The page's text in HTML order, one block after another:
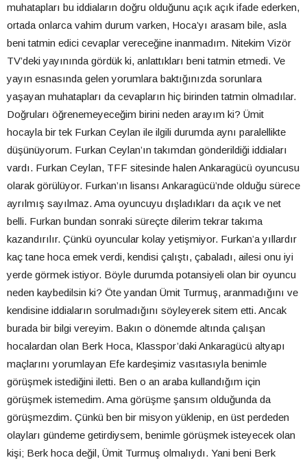
muhatapları bu iddiaların doğru olduğunu açık açık ifade ederken,
ortada onlarca vahim durum varken, Hoca’yı arasam bile, asla
beni tatmin edici cevaplar vereceğine inanmadım. Nitekim Vizör
TV’deki yayınında gördük ki, anlattıkları beni tatmin etmedi. Ve
yayın esnasında gelen yorumlara baktığınızda sorunlara
yaşayan muhatapları da cevapların hiç birinden tatmin olmadılar.
Doğruları öğrenemeyeceğim birini neden arayım ki? Ümit
hocayla bir tek Furkan Ceylan ile ilgili durumda aynı paralellikte
düşünüyorum. Furkan Ceylan’ın takımdan gönderildiği iddiaları
vardı. Furkan Ceylan, TFF sitesinde halen Ankaragücü oyuncusu
olarak görülüyor. Furkan’ın lisansı Ankaragücü’nde olduğu sürece
ayrılmış sayılmaz. Ama oyuncuyu dışladıkları da açık ve net
belli. Furkan bundan sonraki süreçte dilerim tekrar takıma
kazandırılır. Çünkü oyuncular kolay yetişmiyor. Furkan’a yıllardır
kaç tane hoca emek verdi, kendisi çalıştı, çabaladı, ailesi onu iyi
yerde görmek istiyor. Böyle durumda potansiyeli olan bir oyuncu
neden kaybedilsin ki? Öte yandan Ümit Turmuş, aranmadığını ve
kendisine iddiaların sorulmadığını söyleyerek sitem etti. Ancak
burada bir bilgi vereyim. Bakın o dönemde altında çalışan
hocalardan olan Berk Hoca, Klasspor’daki Ankaragücü altyapı
maçlarını yorumlayan Efe kardeşimiz vasıtasıyla benimle
görüşmek istediğini iletti. Ben o an araba kullandığım için
görüşmek istemedim. Ama görüşme şansım olduğunda da
görüşmezdim. Çünkü ben bir misyon yüklenip, en üst perdeden
olayları gündeme getirdiysem, benimle görüşmek isteyecek olan
kişi; Berk hoca değil, Ümit Turmuş olmalıydı. Yani beni Berk